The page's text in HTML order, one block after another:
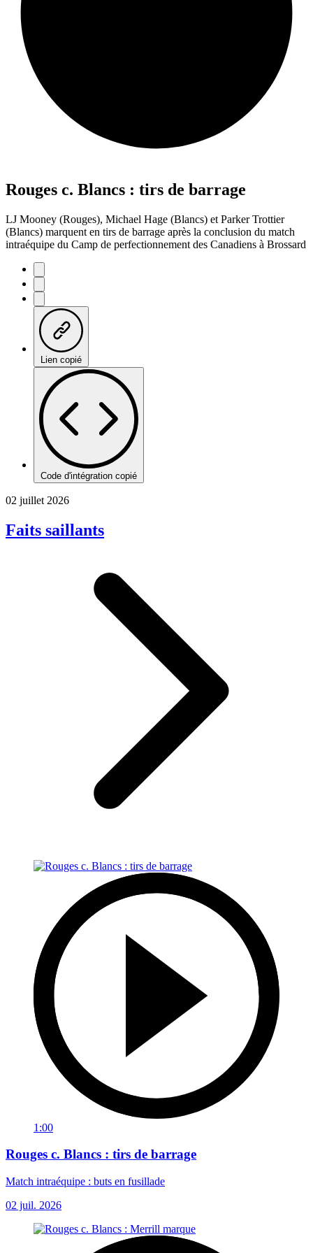
Rouges c. Blancs : tirs de barrage
LJ Mooney (Rouges), Michael Hage (Blancs) et Parker Trottier
(Blancs) marquent en tirs de barrage après la conclusion du match
intraéquipe du Camp de perfectionnement des Canadiens à Brossard
Lien copié
Code d'intégration copié
02 juillet 2026
Faits saillants
1:00
Rouges c. Blancs : tirs de barrage
Match intraéquipe : buts en fusillade
02 juil. 2026